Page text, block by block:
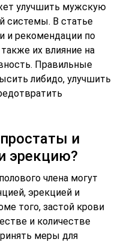
улучшить мужскую
системы. В статье
и рекомендации по
их влияние на
Правильные
либидо, улучшить
и
эрекцию?
члена могут
эрекцией и
того, застой крови
и количестве
меры для